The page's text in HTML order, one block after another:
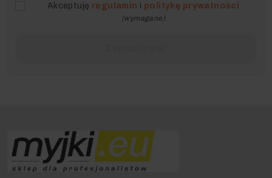
Akceptuję regulamin i politykę prywatności
(wymagane)